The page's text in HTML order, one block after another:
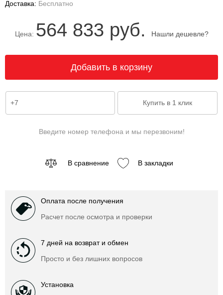
Доставка: Бесплатно
Цена: 564 833 руб. Нашли дешевле?
Введите номер телефона и мы перезвоним!
В сравнение В закладки
Оплата после получения
Расчет после осмотра и проверки
7 дней на возврат и обмен
Просто и без лишних вопросов
Установка